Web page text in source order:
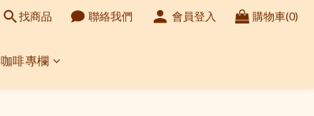
找商品 聯絡我們 會員登入 購物車(0)
咖啡專欄